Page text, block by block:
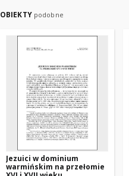
OBIEKTY podobne
Jezuici w dominium
warmińskim na przełomie